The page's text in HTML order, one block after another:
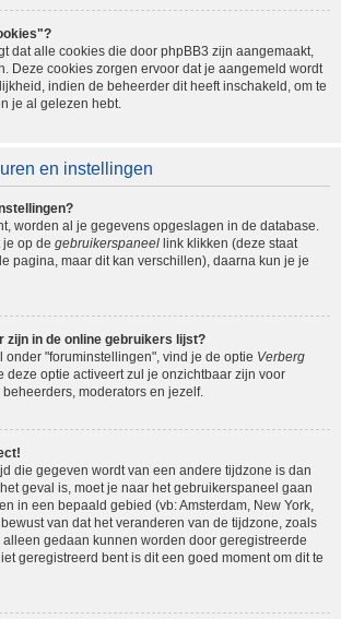
dat alle cookies die door phpBB3 zijn aangemaakt,
Deze cookies zorgen ervoor dat je aangemeld wordt
indien de beheerder dit heeft inschakeld, om te
je al gelezen hebt.
en instellingen
worden al je gegevens opgeslagen in de database.
je op de gebruikerspaneel link klikken (deze staat
pagina, maar dit kan verschillen), daarna kun je je
zijn in de online gebruikers lijst?
onder "foruminstellingen", vind je de optie Verberg
deze optie activeert zul je onzichtbaar zijn voor
moderators en jezelf.
die gegeven wordt van een andere tijdzone is dan
geval is, moet je naar het gebruikerspaneel gaan
in een bepaald gebied (vb: Amsterdam, New York,
van dat het veranderen van de tijdzone, zoals
gedaan kunnen worden door geregistreerde
geregistreerd bent is dit een goed moment om dit te